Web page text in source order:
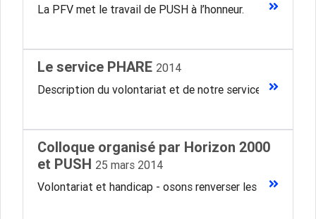
La PFV met le travail de PUSH à l’honneur.
Le service PHARE 2014
Description du volontariat et de notre service.
Colloque organisé par Horizon 2000
et PUSH 25 mars 2014
Volontariat et handicap - osons renverser les